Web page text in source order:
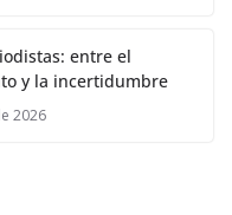
entre el
y la incertidumbre
2026